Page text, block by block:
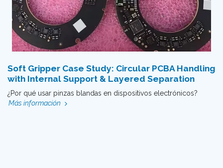
Soft Gripper Case Study: Circular PCBA Handling
with Internal Support & Layered Separation
¿Por qué usar pinzas blandas en dispositivos electrónicos?
Más información